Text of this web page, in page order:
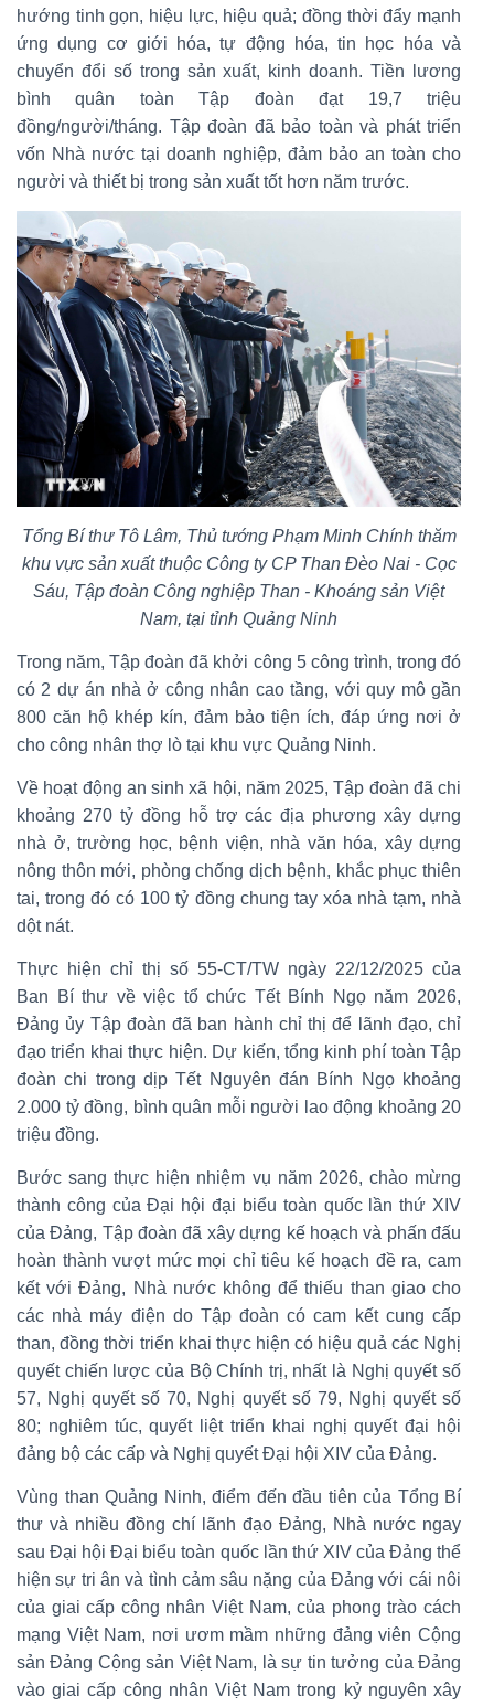
hướng tinh gọn, hiệu lực, hiệu quả; đồng thời đẩy mạnh
ứng dụng cơ giới hóa, tự động hóa, tin học hóa và
chuyển đổi số trong sản xuất, kinh doanh. Tiền lương
bình quân toàn Tập đoàn đạt 19,7 triệu
đồng/người/tháng. Tập đoàn đã bảo toàn và phát triển
vốn Nhà nước tại doanh nghiệp, đảm bảo an toàn cho
người và thiết bị trong sản xuất tốt hơn năm trước.
Tổng Bí thư Tô Lâm, Thủ tướng Phạm Minh Chính thăm
khu vực sản xuất thuộc Công ty CP Than Đèo Nai - Cọc
Sáu, Tập đoàn Công nghiệp Than - Khoáng sản Việt
Nam, tại tỉnh Quảng Ninh
Trong năm, Tập đoàn đã khởi công 5 công trình, trong đó
có 2 dự án nhà ở công nhân cao tầng, với quy mô gần
800 căn hộ khép kín, đảm bảo tiện ích, đáp ứng nơi ở
cho công nhân thợ lò tại khu vực Quảng Ninh.
Về hoạt động an sinh xã hội, năm 2025, Tập đoàn đã chi
khoảng 270 tỷ đồng hỗ trợ các địa phương xây dựng
nhà ở, trường học, bệnh viện, nhà văn hóa, xây dựng
nông thôn mới, phòng chống dịch bệnh, khắc phục thiên
tai, trong đó có 100 tỷ đồng chung tay xóa nhà tạm, nhà
dột nát.
Thực hiện chỉ thị số 55-CT/TW ngày 22/12/2025 của
Ban Bí thư về việc tổ chức Tết Bính Ngọ năm 2026,
Đảng ủy Tập đoàn đã ban hành chỉ thị để lãnh đạo, chỉ
đạo triển khai thực hiện. Dự kiến, tổng kinh phí toàn Tập
đoàn chi trong dịp Tết Nguyên đán Bính Ngọ khoảng
2.000 tỷ đồng, bình quân mỗi người lao động khoảng 20
triệu đồng.
Bước sang thực hiện nhiệm vụ năm 2026, chào mừng
thành công của Đại hội đại biểu toàn quốc lần thứ XIV
của Đảng, Tập đoàn đã xây dựng kế hoạch và phấn đấu
hoàn thành vượt mức mọi chỉ tiêu kế hoạch đề ra, cam
kết với Đảng, Nhà nước không để thiếu than giao cho
các nhà máy điện do Tập đoàn có cam kết cung cấp
than, đồng thời triển khai thực hiện có hiệu quả các Nghị
quyết chiến lược của Bộ Chính trị, nhất là Nghị quyết số
57, Nghị quyết số 70, Nghị quyết số 79, Nghị quyết số
80; nghiêm túc, quyết liệt triển khai nghị quyết đại hội
đảng bộ các cấp và Nghị quyết Đại hội XIV của Đảng.
Vùng than Quảng Ninh, điểm đến đầu tiên của Tổng Bí
thư và nhiều đồng chí lãnh đạo Đảng, Nhà nước ngay
sau Đại hội Đại biểu toàn quốc lần thứ XIV của Đảng thể
hiện sự tri ân và tình cảm sâu nặng của Đảng với cái nôi
của giai cấp công nhân Việt Nam, của phong trào cách
mạng Việt Nam, nơi ươm mầm những đảng viên Cộng
sản Đảng Cộng sản Việt Nam, là sự tin tưởng của Đảng
vào giai cấp công nhân Việt Nam trong kỷ nguyên xây